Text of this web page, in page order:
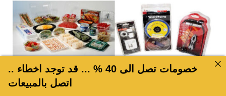
خصومات تصل الى 40 % ... قد توجد اخطاء ..
اتصل بالمبيعات